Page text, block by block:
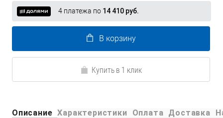
4 платежа по 14 410 руб.
В корзину
Купить в 1 клик
Описание Характеристики Оплата Доставка